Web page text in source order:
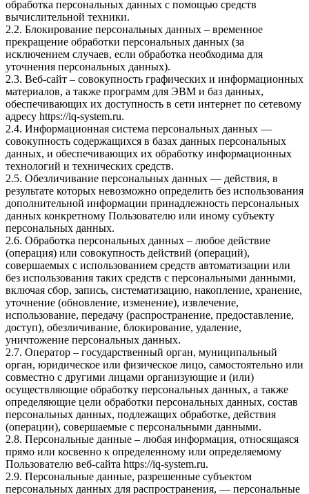
обработка персональных данных с помощью средств
вычислительной техники.
2.2. Блокирование персональных данных – временное
прекращение обработки персональных данных (за
исключением случаев, если обработка необходима для
уточнения персональных данных).
2.3. Веб-сайт – совокупность графических и информационных
материалов, а также программ для ЭВМ и баз данных,
обеспечивающих их доступность в сети интернет по сетевому
адресу https://iq-system.ru.
2.4. Информационная система персональных данных —
совокупность содержащихся в базах данных персональных
данных, и обеспечивающих их обработку информационных
технологий и технических средств.
2.5. Обезличивание персональных данных — действия, в
результате которых невозможно определить без использования
дополнительной информации принадлежность персональных
данных конкретному Пользователю или иному субъекту
персональных данных.
2.6. Обработка персональных данных – любое действие
(операция) или совокупность действий (операций),
совершаемых с использованием средств автоматизации или
без использования таких средств с персональными данными,
включая сбор, запись, систематизацию, накопление, хранение,
уточнение (обновление, изменение), извлечение,
использование, передачу (распространение, предоставление,
доступ), обезличивание, блокирование, удаление,
уничтожение персональных данных.
2.7. Оператор – государственный орган, муниципальный
орган, юридическое или физическое лицо, самостоятельно или
совместно с другими лицами организующие и (или)
осуществляющие обработку персональных данных, а также
определяющие цели обработки персональных данных, состав
персональных данных, подлежащих обработке, действия
(операции), совершаемые с персональными данными.
2.8. Персональные данные – любая информация, относящаяся
прямо или косвенно к определенному или определяемому
Пользователю веб-сайта https://iq-system.ru.
2.9. Персональные данные, разрешенные субъектом
персональных данных для распространения, — персональные